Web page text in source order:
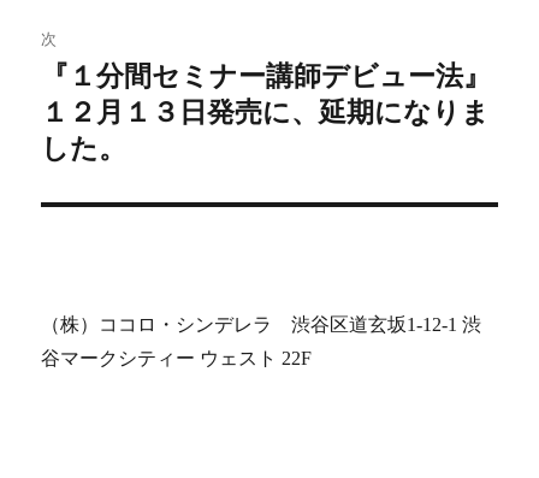
ビ
ゲ
ー
稿:
次
次
の
投
『１分間セミナー講師デビュー法』
１２月１３日発売に、延期になりま
した。
（株）ココロ・シンデレラ 渋谷区道玄坂1-12-1 渋
谷マークシティー ウェスト 22F